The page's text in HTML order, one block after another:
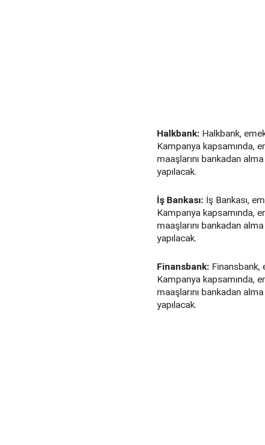
Halkbank: Halkbank,
Kampanya kapsamında,
maaşlarını bankadan
yapılacak.
İş Bankası: İş Bankası,
Kampanya kapsamında,
maaşlarını bankadan
yapılacak.
Finansbank: Finansbank,
Kampanya kapsamında,
maaşlarını bankadan
yapılacak.